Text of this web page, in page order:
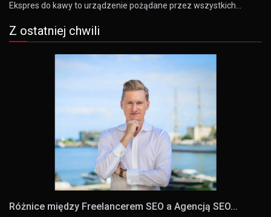
Ekspres do kawy to urządzenie pożądane przez wszystkich…
Z ostatniej chwili
Różnice między Freelancerem SEO a Agencją SEO...